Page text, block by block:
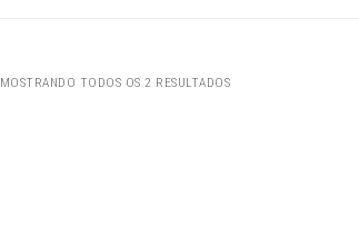
MOSTRANDO TODOS OS 2 RESULTADOS